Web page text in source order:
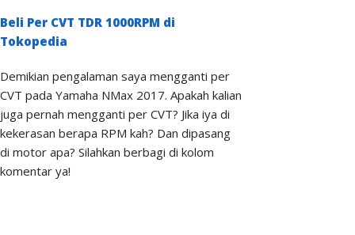
Beli Per CVT TDR 1000RPM di
Tokopedia
Demikian pengalaman saya mengganti per
CVT pada Yamaha NMax 2017. Apakah kalian
juga pernah mengganti per CVT? Jika iya di
kekerasan berapa RPM kah? Dan dipasang
di motor apa? Silahkan berbagi di kolom
komentar ya!